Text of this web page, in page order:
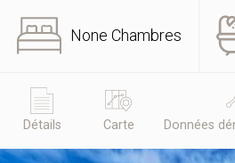
None Chambres
Détails Carte Données